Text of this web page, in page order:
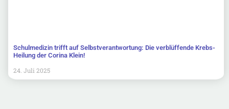
Schulmedizin trifft auf Selbstverantwortung: Die verblüffende Krebs-
Heilung der Corina Klein!
24. Juli 2025